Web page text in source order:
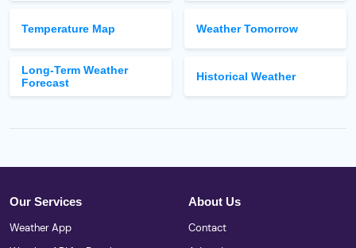
Temperature Map
Long-Term Weather
Forecast
Weather Tomorrow
Historical Weather
Our Services
Weather App
About Us
Contact